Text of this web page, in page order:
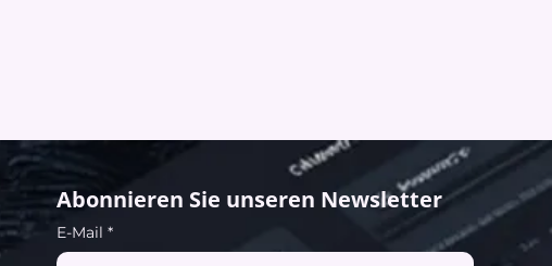
Abonnieren Sie unseren Newsletter
E-Mail *